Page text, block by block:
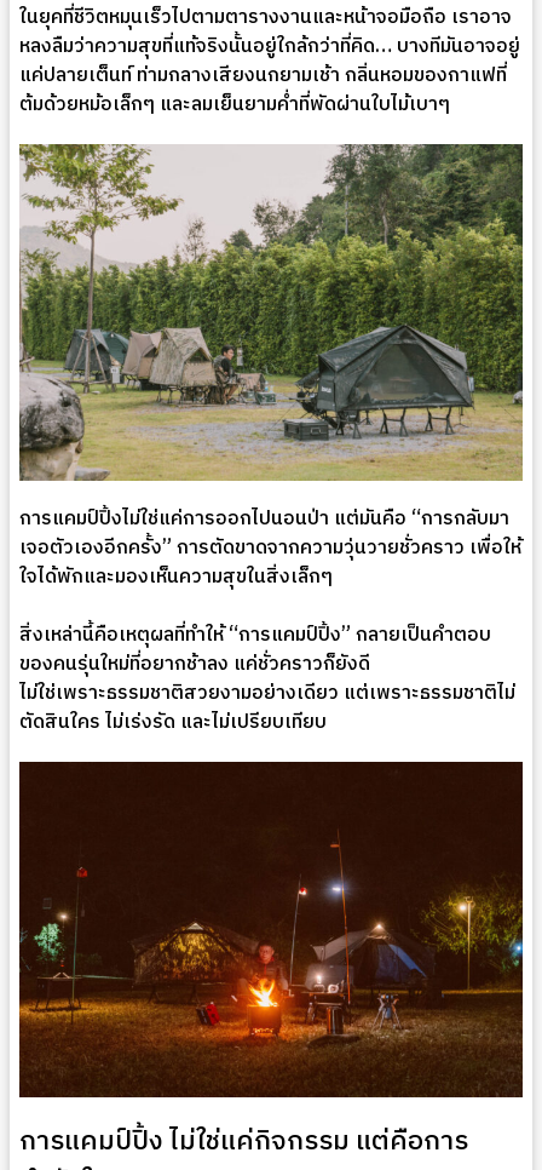
ในยุคที่ชีวิตหมุนเร็วไปตามตารางงานและหน้าจอมือถือ เราอาจ
หลงลืมว่าความสุขที่แท้จริงนั้นอยู่ใกล้กว่าที่คิด… บางทีมันอาจอยู่
แค่ปลายเต็นท์ ท่ามกลางเสียงนกยามเช้า กลิ่นหอมของกาแฟที่
ต้มด้วยหม้อเล็กๆ และลมเย็นยามค่ำที่พัดผ่านใบไม้เบาๆ
การแคมป์ปิ้งไม่ใช่แค่การออกไปนอนป่า แต่มันคือ “การกลับมา
เจอตัวเองอีกครั้ง” การตัดขาดจากความวุ่นวายชั่วคราว เพื่อให้
ใจได้พักและมองเห็นความสุขในสิ่งเล็กๆ
สิ่งเหล่านี้คือเหตุผลที่ทำให้ “การแคมป์ปิ้ง” กลายเป็นคำตอบ
ของคนรุ่นใหม่ที่อยากช้าลง แค่ชั่วคราวก็ยังดี
ไม่ใช่เพราะธรรมชาติสวยงามอย่างเดียว แต่เพราะธรรมชาติไม่
ตัดสินใคร ไม่เร่งรัด และไม่เปรียบเทียบ
การแคมป์ปิ้ง ไม่ใช่แค่กิจกรรม แต่คือการ